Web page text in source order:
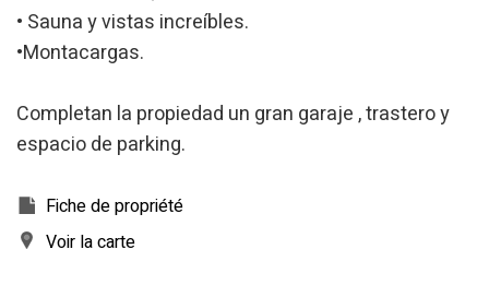
• Sauna y vistas increíbles.
•Montacargas.
Completan la propiedad un gran garaje , trastero y
espacio de parking.
Fiche de propriété
Voir la carte
les préférences et les choix personnels de l'utilisateur
grâce à l'observation continue de ses habitudes de
navigation. Grâce à eux, nous pouvons connaître les
habitudes de navigation sur le site Web et afficher des